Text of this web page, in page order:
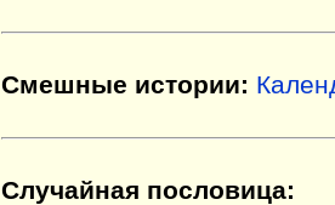
Смешные истории:
Случайная пословица: